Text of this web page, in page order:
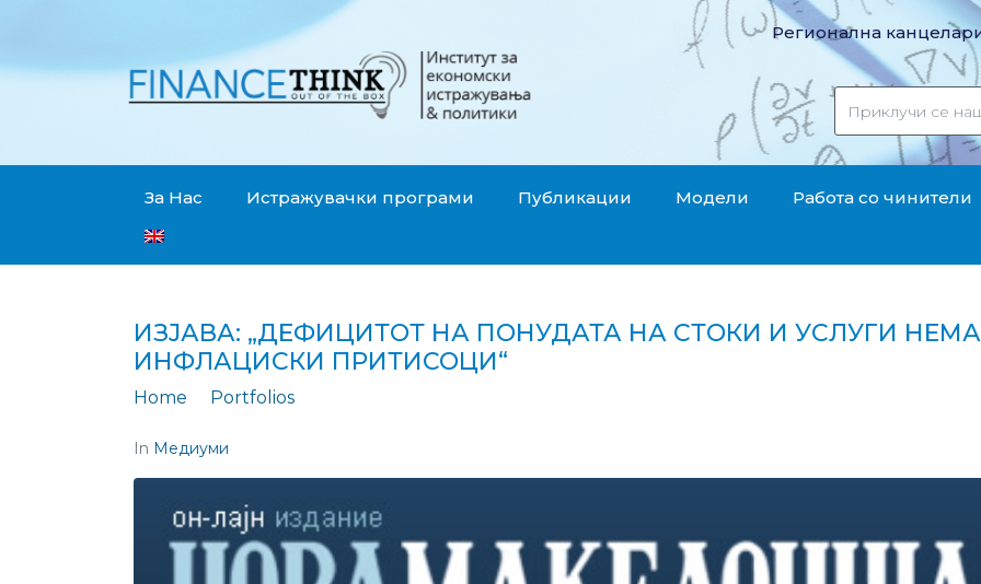
Регионална
За Нас Истражувачки програми Публикации Модели Работа со чинители
ИЗЈАВА: „ДЕФИЦИТОТ НА ПОНУДАТА НА СТОКИ И УСЛУГИ
ИНФЛАЦИСКИ ПРИТИСОЦИ“
Home Portfolios
In Медиуми